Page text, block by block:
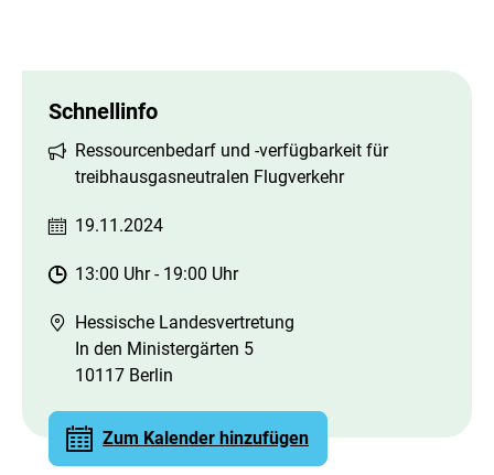
Schnellinfo
Ressourcenbedarf und -verfügbarkeit für
treibhausgasneutralen Flugverkehr
19.11.2024
13:00 Uhr- 19:00 Uhr
Hessische Landesvertretung
In den Ministergärten 5
10117 Berlin
Zum Kalender hinzufügen